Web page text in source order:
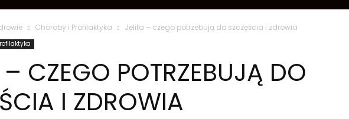
Choroby i Profilaktyka Jelita – czego potrzebują do szczęścia i zdrowia
– CZEGO POTRZEBUJĄ DO
I ZDROWIA